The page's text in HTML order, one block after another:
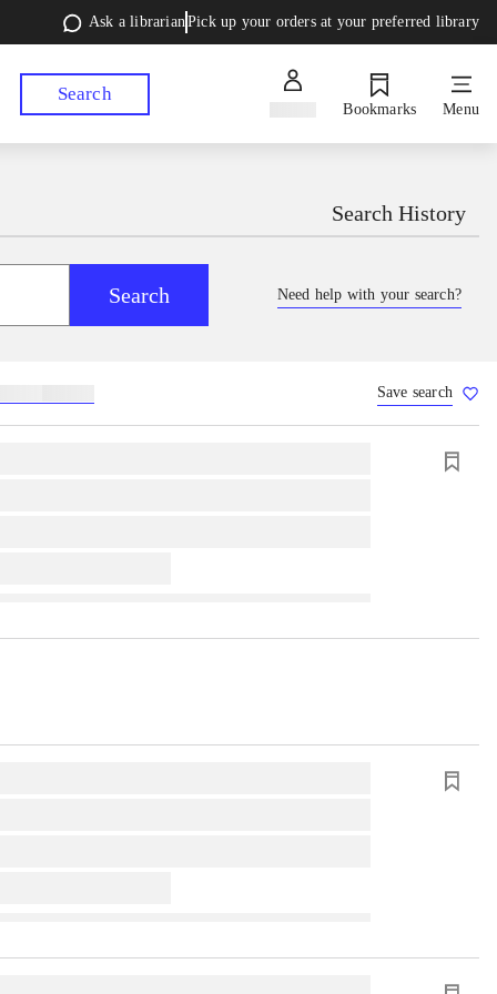
Ask a librarianPick up your orders at your preferred library
Search
Bookmarks Menu
Search History
Search Need help with your search?
Save search